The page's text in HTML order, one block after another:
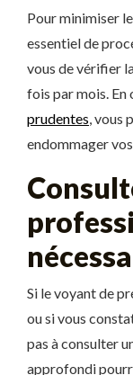
Pour minimiser
essentiel de
vous de vérifier
fois par mois. En
prudentes, vous
endommager
Si le voyant de
ou si vous
pas à consulter
approfondi